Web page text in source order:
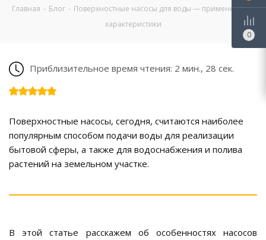
Главная - Блог - Поверхностные насосы для воды — применение и
характеристики
Приблизительное время чтения: 2 мин., 28 сек.
Поверхностные насосы, сегодня, считаются наиболее
популярным способом подачи воды для реализации
бытовой сферы, а также для водоснабжения и полива
растений на земельном участке.
В этой статье расскажем об особенностях насосов
0